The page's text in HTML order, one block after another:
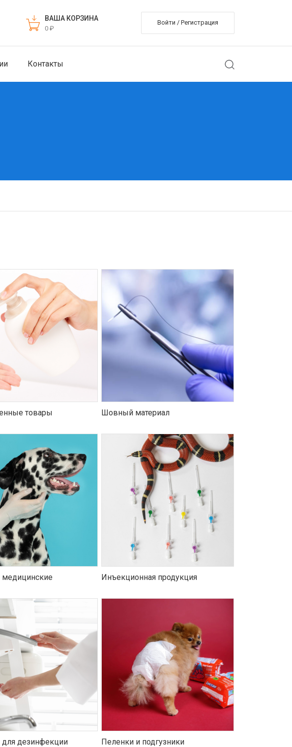
ВАША КОРЗИНА
0 ₽
Войти / Регистрация
Контакты
товары Шовный материал
медицинские Инъекционная продукция
для дезинфекции Пеленки и подгузники